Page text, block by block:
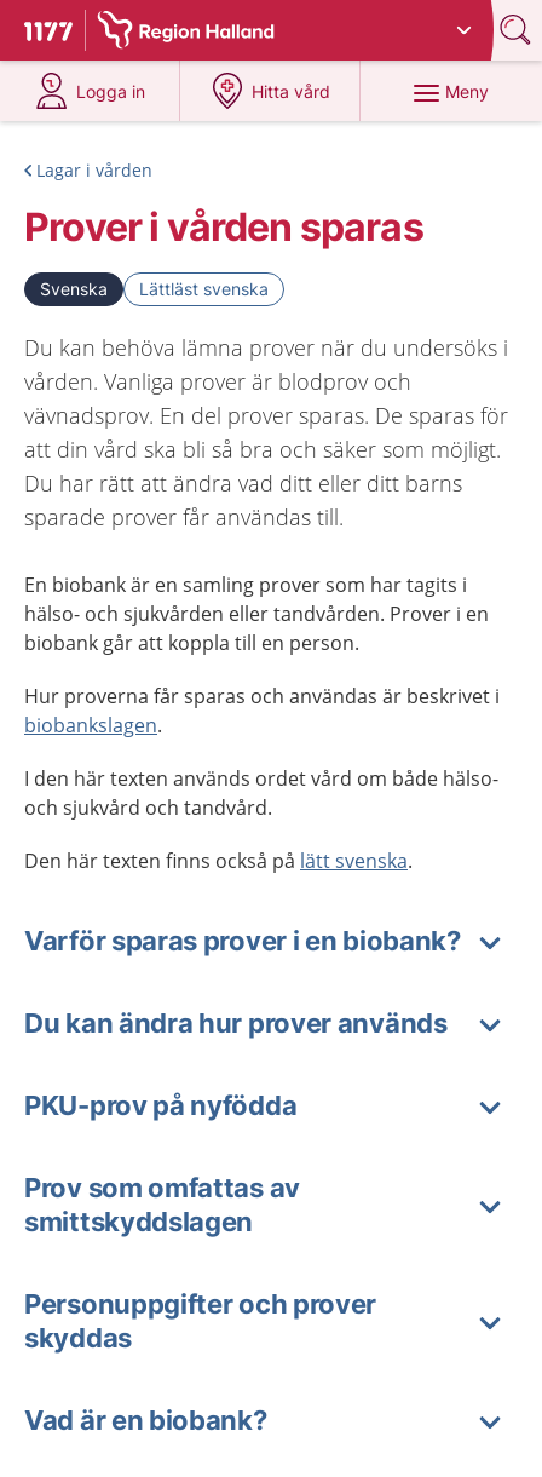
Till startsidan för 1177
Du har valt region Halland
Logga in
på 1177.se
Hitta vård
på 1177.se
Meny
Lagar i vården
Prover i vården sparas
Svenska Lättläst svenska
Du kan behöva lämna prover när du undersöks i
vården. Vanliga prover är blodprov och
vävnadsprov. En del prover sparas. De sparas för
att din vård ska bli så bra och säker som möjligt.
Du har rätt att ändra vad ditt eller ditt barns
sparade prover får användas till.
En biobank är en samling prover som har tagits i
hälso- och sjukvården eller tandvården. Prover i en
biobank går att koppla till en person.
Hur proverna får sparas och användas är beskrivet i
biobankslagen.
I den här texten används ordet vård om både hälso-
och sjukvård och tandvård.
Den här texten finns också på lätt svenska.
Varför sparas prover i en biobank?
Du kan ändra hur prover används
PKU-prov på nyfödda
Prov som omfattas av
smittskyddslagen
Personuppgifter och prover
skyddas
Vad är en biobank?